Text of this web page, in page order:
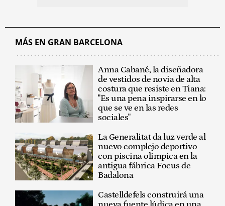
MÁS EN GRAN BARCELONA
Anna Cabané, la diseñadora
de vestidos de novia de alta
costura que resiste en Tiana:
"Es una pena inspirarse en lo
que se ve en las redes
sociales"
La Generalitat da luz verde al
nuevo complejo deportivo
con piscina olímpica en la
antigua fábrica Focus de
Badalona
Castelldefels construirá una